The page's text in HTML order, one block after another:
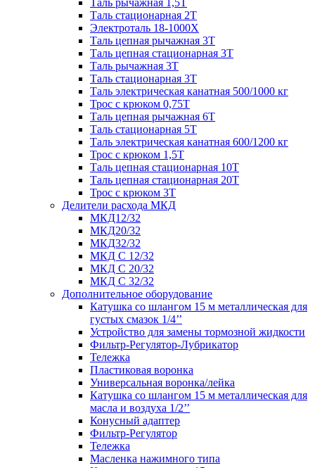
Таль рычажная 1,5Т
Таль стационарная 2Т
Электроталь 18-1000X
Таль цепная рычажная 3Т
Таль цепная стационарная 3Т
Таль рычажная 3Т
Таль стационарная 3Т
Таль электрическая канатная 500/1000 кг
Трос с крюком 0,75Т
Таль цепная рычажная 6Т
Таль стационарная 5Т
Таль электрическая канатная 600/1200 кг
Трос с крюком 1,5Т
Таль цепная стационарная 10Т
Таль цепная стационарная 20Т
Трос с крюком 3Т
Делители расхода МКД
МКД12/32
МКД20/32
МКД32/32
МКД С 12/32
МКД С 20/32
МКД С 32/32
Дополнительное оборудование
Катушка со шлангом 15 м металлическая для
густых смазок 1/4’’
Устройство для замены тормозной жидкости
Фильтр-Регулятор-Лубрикатор
Тележка
Пластиковая воронка
Универсальная воронка/лейка
Катушка со шлангом 15 м металлическая для
масла и воздуха 1/2’’
Конусный адаптер
Фильтр-Регулятор
Тележка
Масленка нажимного типа